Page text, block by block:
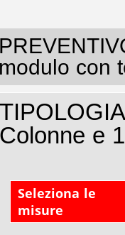
modulo con
Colonne e
Seleziona le
misure